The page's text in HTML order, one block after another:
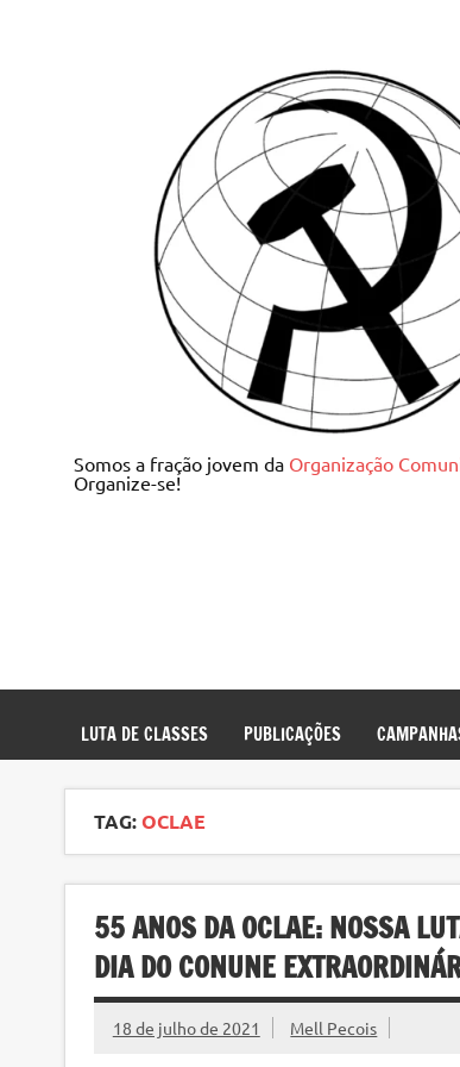
Juventude
Somos a fração jovem da Organização
Organize-se!
LUTA DE CLASSES PUBLICAÇÕES
TAG:OCLAE
55 ANOS DA OCLAE: NOSSA
DIA DO CONUNE
18 de julho de 2021 Mell Pecois